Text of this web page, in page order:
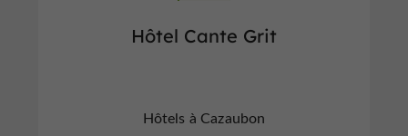
Hôtel Cante Grit
Hôtels à Cazaubon